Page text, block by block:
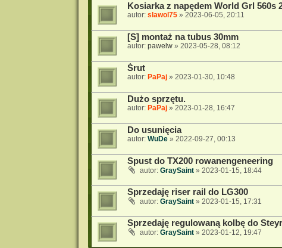
Kosiarka z napędem World Grl 560s
autor: slawol75» 2023-06-05, 20:11
[S] montaż na tubus 30mm
autor: pawelw» 2023-05-28, 08:12
Śrut
autor: PaPaj» 2023-01-30, 10:48
Dużo sprzętu.
autor: PaPaj» 2023-01-28, 16:47
Do usunięcia
autor: WuDe» 2022-09-27, 00:13
Spust do TX200 rowanengeneering
autor: GraySaint» 2023-01-15, 18:44
Sprzedaję riser rail do LG300
autor: GraySaint» 2023-01-15, 17:31
Sprzedaję regulowaną kolbę do
autor: GraySaint» 2023-01-12, 19:47